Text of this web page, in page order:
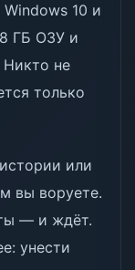
10 и
ГБ ОЗУ и
не
только
или
вы воруете.
— и ждёт.
унести